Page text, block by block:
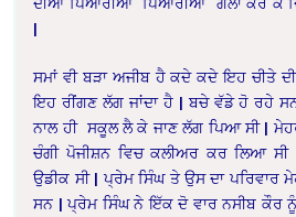
|
ਸਮਾਂ ਵੀ ਬੜਾ ਅਜੀਬ ਹੈ ਕਦੇ ਕਦੇ ਇਹ ਚੀਤੇ
ਇਹ ਰੀਂਗਣ ਲੱਗ ਜਾਂਦਾ ਹੈ | ਬਚੇ ਵੱਡੇ ਹੋ ਰਹੇ
ਨਾਲ ਹੀ ਸਕੂਲ ਲੈ ਕੇ ਜਾਣ ਲੱਗ ਪਿਆ ਸੀ |
ਚੰਗੀ ਪੋਜੀਸ਼ਨ ਵਿਚ ਕਲੀਅਰ ਕਰ ਲਿਆ
ਉਡੀਕ ਸੀ | ਪ੍ਰੇਮ ਸਿੰਘ ਤੇ ਉਸ ਦਾ ਪਰਿਵਾਰ
ਸਨ | ਪ੍ਰੇਮ ਸਿੰਘ ਨੇ ਇੱਕ ਦੋ ਵਾਰ ਨਸੀਬ ਕੌਰ